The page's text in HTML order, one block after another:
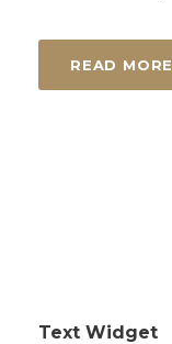
READ MORE
Text Widget